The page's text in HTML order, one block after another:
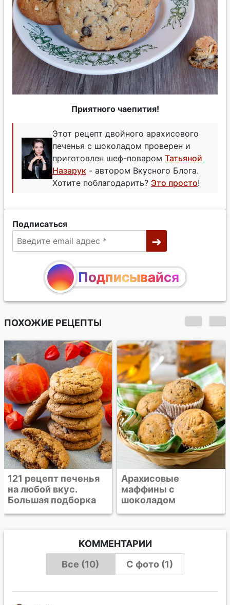
Приятного чаепития!
Этот рецепт двойного арахисового
печенья с шоколадом проверен и
приготовлен шеф-поваром Татьяной
Назарук - автором Вкусного Блога.
Хотите поблагодарить? Это просто!
Подписаться
Подписывайся
ПОХОЖИЕ РЕЦЕПТЫ
Арахисовые
маффины с
шоколадом
Арахисовое печенье
с шоколадной
крошкой
КОММЕНТАРИИ
Все (10)
С фото (1)